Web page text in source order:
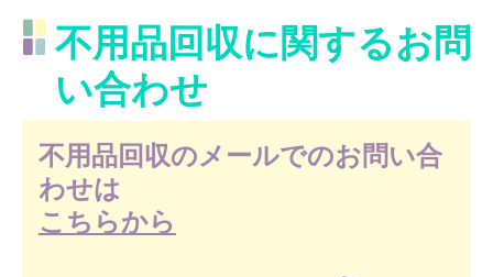
不用品回収に関するお問
い合わせ
不用品回収のメールでのお問い合
わせは
こちらから